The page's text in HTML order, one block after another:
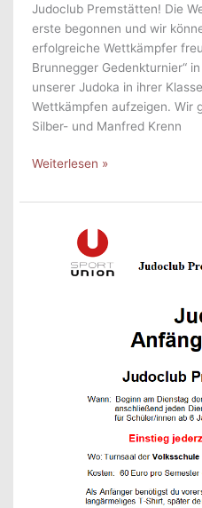
Judoclub Premstätten! Die
erste begonnen und wir
erfolgreiche Wettkämpfer
Brunnegger Gedenkturnier“
unserer Judoka in ihrer
Wettkämpfen aufzeigen. Wir
Silber- und Manfred Krenn
Sehr
Start
Wettkampfsaison
Weiterlesen »